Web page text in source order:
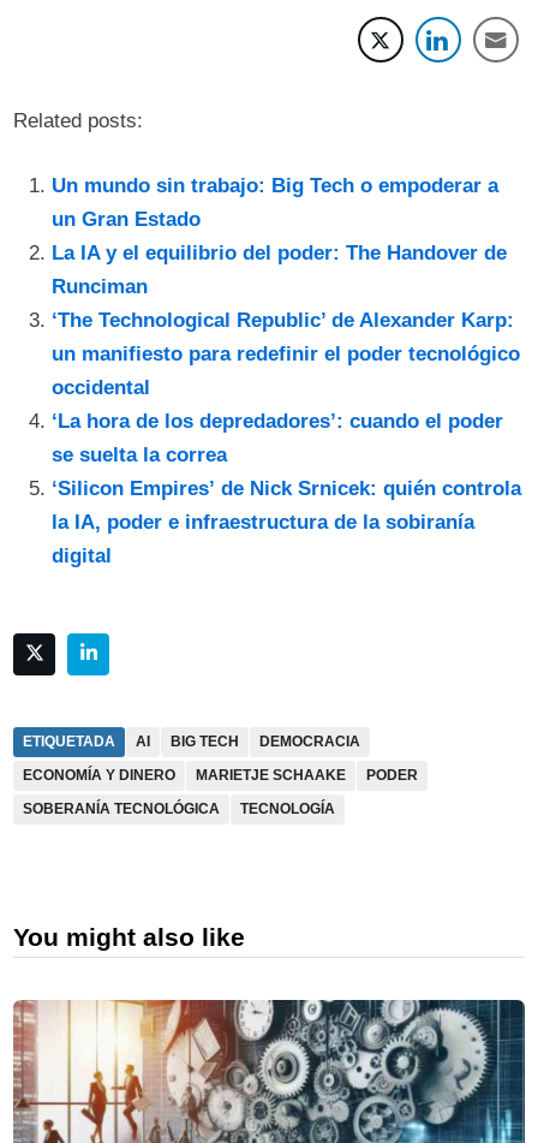
Related posts:
Un mundo sin trabajo: Big Tech o empoderar a
un Gran Estado
La IA y el equilibrio del poder: The Handover de
Runciman
‘The Technological Republic’ de Alexander Karp:
un manifiesto para redefinir el poder tecnológico
occidental
‘La hora de los depredadores’: cuando el poder
se suelta la correa
‘Silicon Empires’ de Nick Srnicek: quién controla
la IA, poder e infraestructura de la sobiranía
digital
ETIQUETADA AI BIG TECH
DEMOCRACIA
ECONOMÍA Y DINERO
MARIETJE SCHAAKE
PODER
SOBERANÍA TECNOLÓGICA
TECNOLOGÍA
You might also like